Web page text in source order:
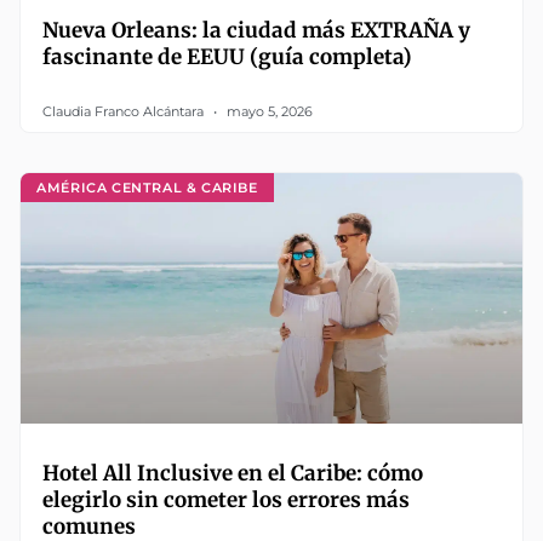
Nueva Orleans: la ciudad más EXTRAÑA y
fascinante de EEUU (guía completa)
Claudia Franco Alcántara mayo 5, 2026
AMÉRICA CENTRAL & CARIBE
Hotel All Inclusive en el Caribe: cómo
elegirlo sin cometer los errores más
comunes